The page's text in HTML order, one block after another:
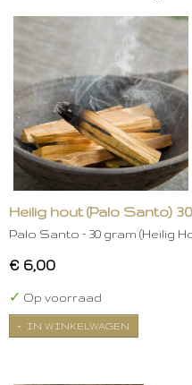
Heilig hout (Palo Santo)
Palo Santo – 30 gram (Heilig
€ 6,00
✓ Op voorraad
IN WINKELWAGEN